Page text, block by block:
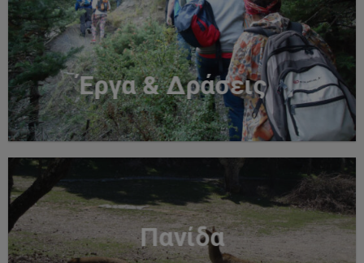
Έργα & Δράσεις
Πανίδα